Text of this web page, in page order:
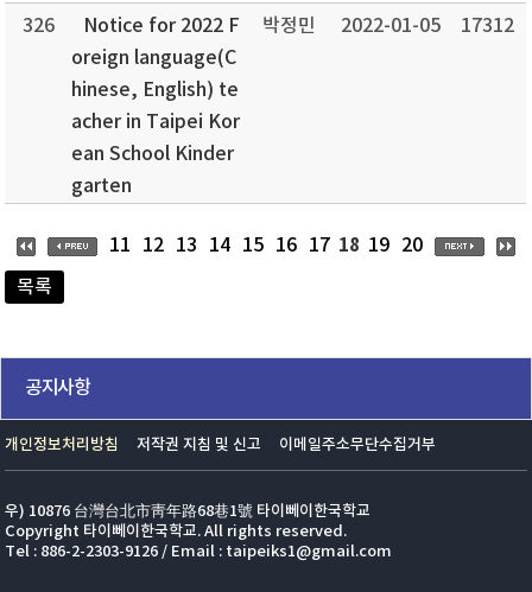
326
Notice for 2022 F
oreign language(C
hinese, English) te
acher in Taipei Kor
ean School Kinder
garten
박정민 2022-01-05 17312
11 12 13 14 15 16 17 18 19
20
목록
공지사항
개인정보처리방침 저작권 지침 및 신고 이메일주소무단수집거부
우) 10876 台灣台北市靑年路68巷1號 타이뻬이한국학교
Copyright 타이뻬이한국학교. All rights reserved.
Tel : 886-2-2303-9126 / Email : taipeiks1@gmail.com